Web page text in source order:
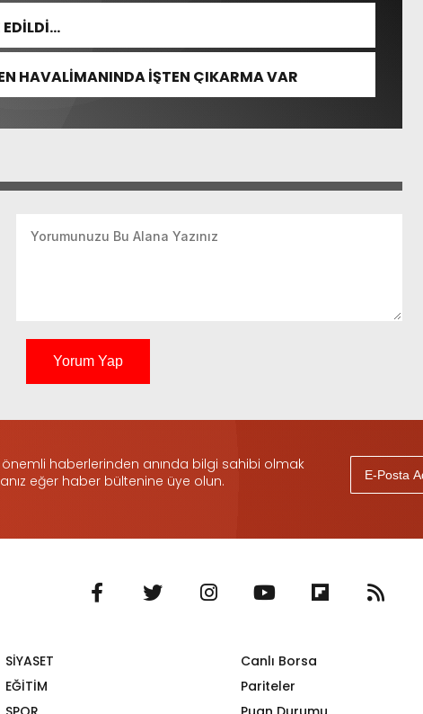
EDİLDİ…
HAVALİMANINDA İŞTEN ÇIKARMA VAR
Yorum Yap
haberlerinden anında bilgi sahibi olmak
eğer haber bültenine üye olun.
SİYASET
EĞİTİM
Canlı Borsa
Pariteler